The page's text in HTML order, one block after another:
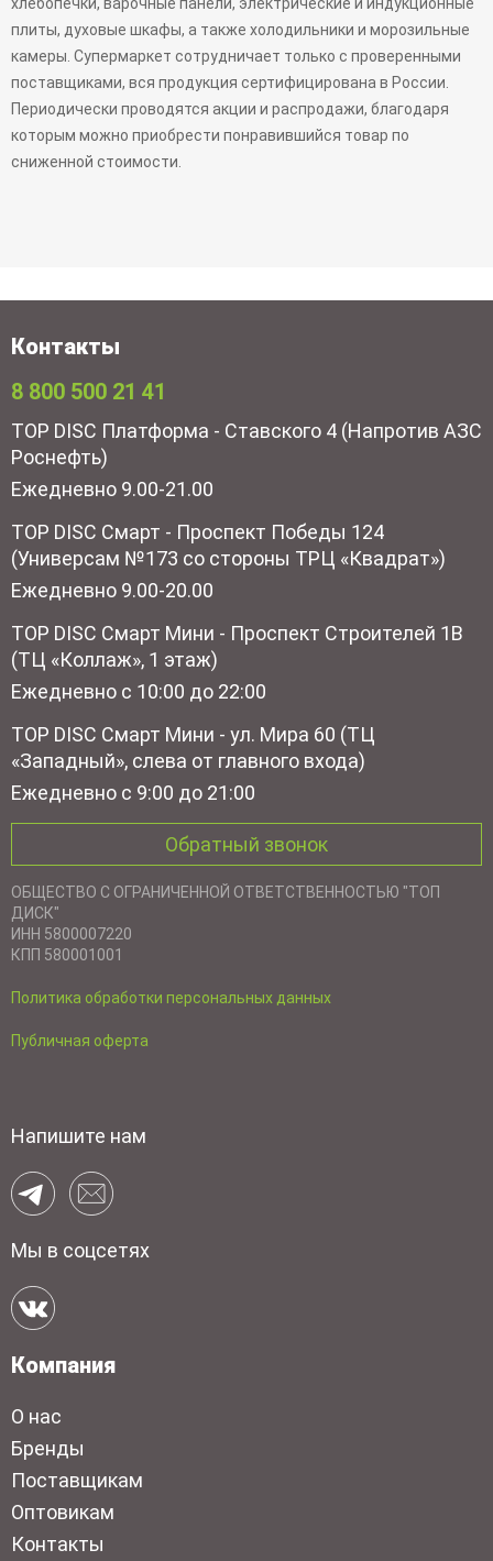
плиты, духовые шкафы, а также холодильники и морозильные
камеры. Супермаркет сотрудничает только с проверенными
поставщиками, вся продукция сертифицирована в России.
Периодически проводятся акции и распродажи, благодаря
которым можно приобрести понравившийся товар по
сниженной стоимости.
Контакты
8 800 500 21 41
TOP DISC Платформа - Ставского 4 (Напротив АЗС
Роснефть)
Ежедневно 9.00-21.00
TOP DISC Смарт - Проспект Победы 124
(Универсам №173 со стороны ТРЦ «Квадрат»)
Ежедневно 9.00-20.00
TOP DISC Смарт Мини - Проспект Строителей 1В
(ТЦ «Коллаж», 1 этаж)
Ежедневно с 10:00 до 22:00
TOP DISC Смарт Мини - ул. Мира 60 (ТЦ
«Западный», слева от главного входа)
Ежедневно с 9:00 до 21:00
Обратный звонок
ОБЩЕСТВО С ОГРАНИЧЕННОЙ ОТВЕТСТВЕННОСТЬЮ "ТОП
ДИСК"
ИНН 5800007220
КПП 580001001
Политика обработки персональных данных
Публичная оферта
Напишите нам
Мы в соцсетях
Компания
О нас
Бренды
Поставщикам
Оптовикам
Контакты